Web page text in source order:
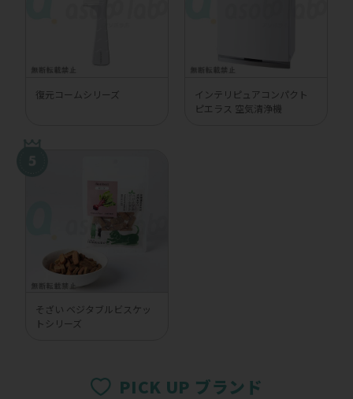
復元コームシリーズ
インテリピュアコンパクト
ピエラス 空気清浄機
そざい ベジタブルビスケッ
トシリーズ
PICK UP ブランド